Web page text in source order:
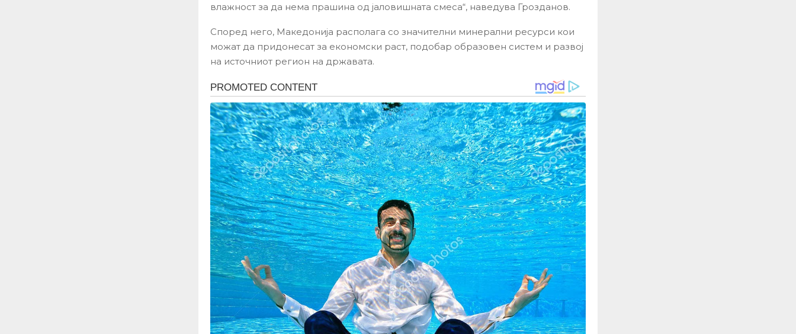
влажност за да нема прашина од јаловишната смеса“, наведува Грозданов.
Според него, Македонија располага со значителни минерални ресурси кои
можат да придонесат за економски раст, подобар образовен систем и развој
на источниот регион на државата.